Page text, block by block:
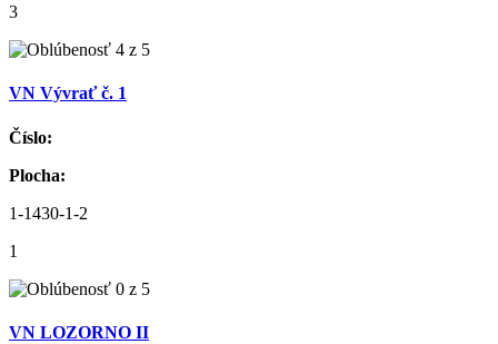
3
VN Vývrať č. 1
Číslo:
Plocha:
1-1430-1-2
1
VN LOZORNO II